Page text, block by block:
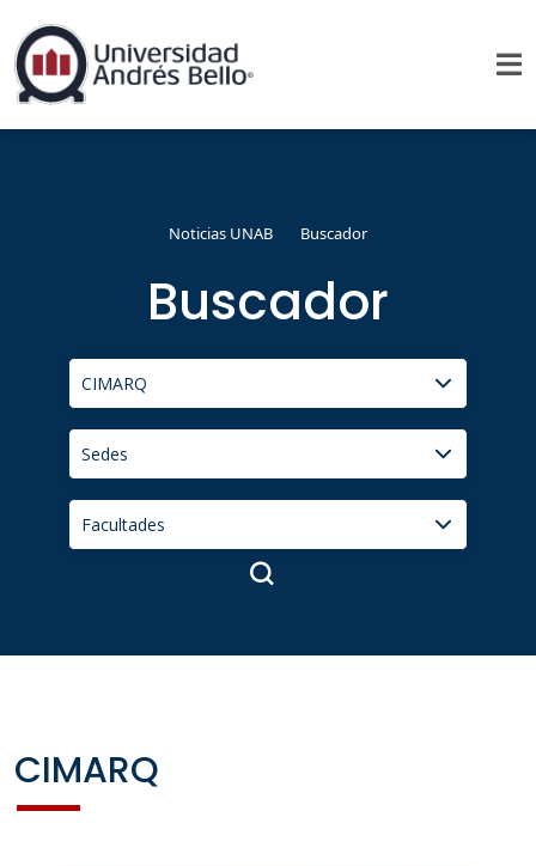
Noticias UNAB Buscador
Buscador
CIMARQ